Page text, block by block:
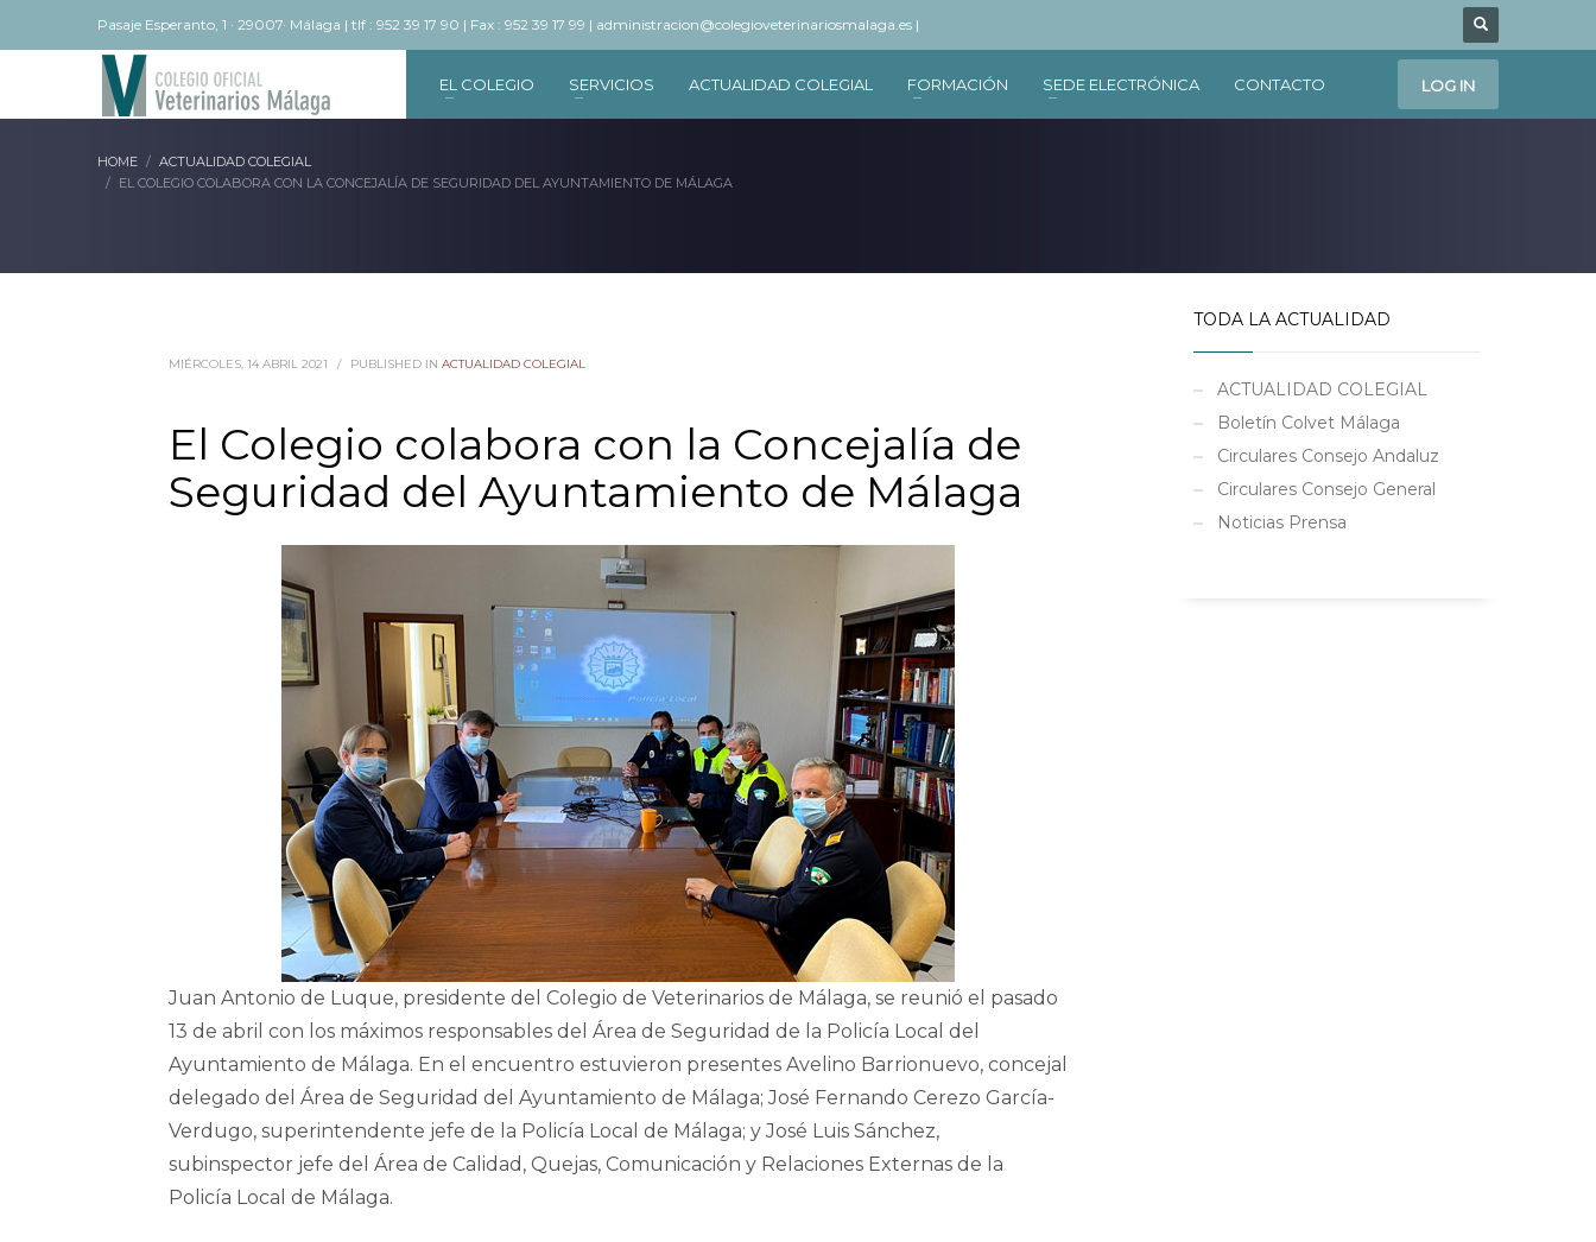
Pasaje Esperanto, 1 · 29007· Málaga | tlf : 952 39 17 90 | Fax : 952 39 17 99 | administracion@colegioveterinariosmalaga.es |
EL COLEGIO SERVICIOS ACTUALIDAD COLEGIAL FORMACIÓN SEDE ELECTRÓNICA CONTACTO LOG IN
HOME
ACTUALIDAD COLEGIAL
EL COLEGIO COLABORA CON LA CONCEJALÍA DE SEGURIDAD DEL AYUNTAMIENTO DE MÁLAGA
MIÉRCOLES, 14 ABRIL 2021 / PUBLISHED IN ACTUALIDAD COLEGIAL
El Colegio colabora con la Concejalía de
Seguridad del Ayuntamiento de Málaga
Juan Antonio de Luque, presidente del Colegio de Veterinarios de Málaga, se reunió el pasado
13 de abril con los máximos responsables del Área de Seguridad de la Policía Local del
Ayuntamiento de Málaga. En el encuentro estuvieron presentes Avelino Barrionuevo, concejal
delegado del Área de Seguridad del Ayuntamiento de Málaga; José Fernando Cerezo García-
Verdugo, superintendente jefe de la Policía Local de Málaga; y José Luis Sánchez,
subinspector jefe del Área de Calidad, Quejas, Comunicación y Relaciones Externas de la
Policía Local de Málaga.
TODA LA ACTUALIDAD
ACTUALIDAD COLEGIAL
Boletín Colvet Málaga
Circulares Consejo Andaluz
Circulares Consejo General
Noticias Prensa